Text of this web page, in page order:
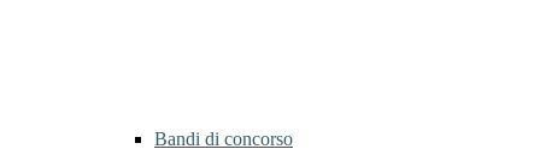
Bandi di concorso